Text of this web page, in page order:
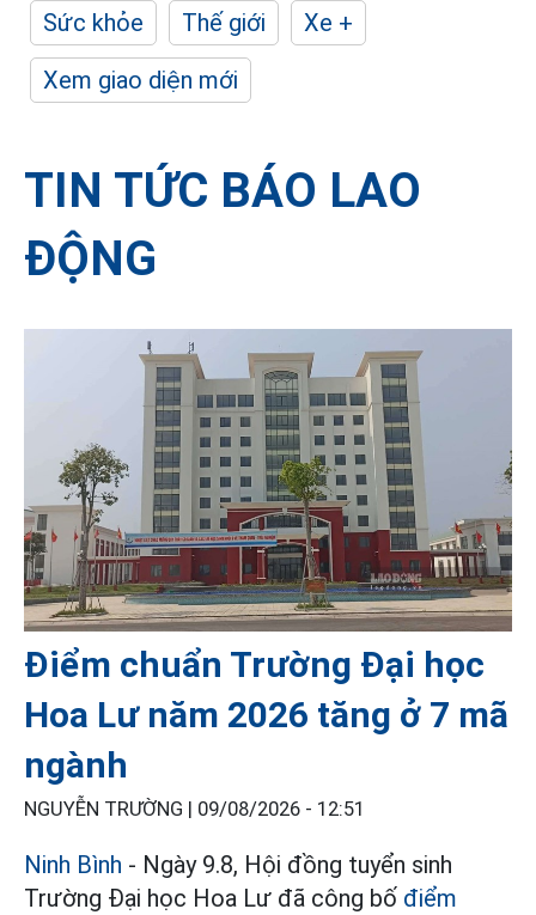
Sức khỏe
Thế giới
Xe +
Xem giao diện mới
TIN TỨC BÁO LAO
ĐỘNG
Điểm chuẩn Trường Đại học
Hoa Lư năm 2026 tăng ở 7 mã
ngành
NGUYỄN TRƯỜNG | 09/08/2026 - 12:51
Ninh Bình - Ngày 9.8, Hội đồng tuyển sinh
Trường Đại học Hoa Lư đã công bố điểm